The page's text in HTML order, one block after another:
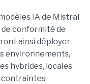
IA de Mistral
de conformité de
ainsi déployer
environnements,
hybrides, locales
contraintes